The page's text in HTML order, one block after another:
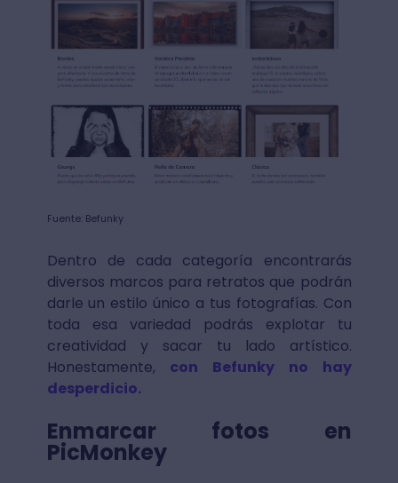
Fuente: Befunky
Dentro de cada categoría encontrarás
diversos marcos para retratos que podrán
darle un estilo único a tus fotografías. Con
toda esa variedad podrás explotar tu
creatividad y sacar tu lado artístico.
Honestamente, con Befunky no hay
desperdicio.
Enmarcar fotos en
PicMonkey